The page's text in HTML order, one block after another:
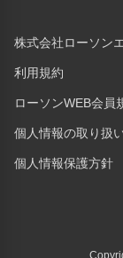
株式会社ローソン
利用規約
ローソンWEB会員
個人情報の取り扱
個人情報保護方針